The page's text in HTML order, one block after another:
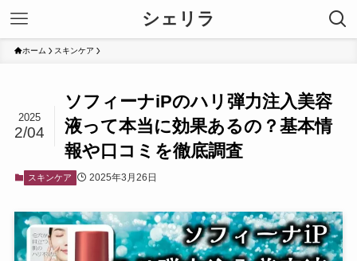
シェリラ
ホーム スキンケア
ソフィーナiPのハリ弾力注入美容
液って本当に効果あるの？基本情
報や口コミを徹底調査
2025
2/04
スキンケア 2025年3月26日